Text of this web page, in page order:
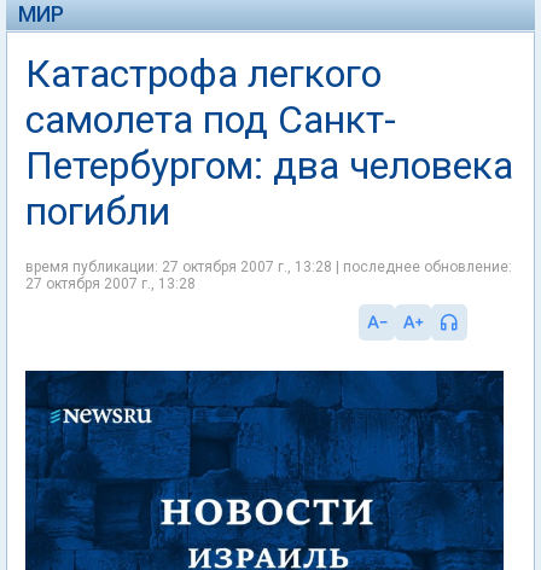
МИР
Катастрофа легкого
самолета под Санкт-
Петербургом: два человека
погибли
время публикации: 27 октября 2007 г., 13:28 | последнее обновление:
27 октября 2007 г., 13:28